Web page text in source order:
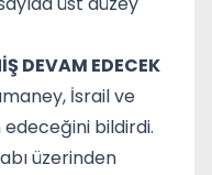
DEVAM EDECEK
İsrail ve
edeceğini bildirdi.
üzerinden